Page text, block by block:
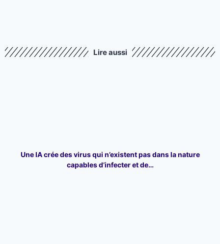
Lire aussi
Une IA crée des virus qui n’existent pas dans la nature
capables d’infecter et de…